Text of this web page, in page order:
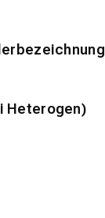
Heterogen)